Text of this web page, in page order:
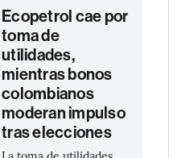
Ecopetrol cae por
toma de
utilidades,
mientras bonos
colombianos
moderan impulso
tras elecciones